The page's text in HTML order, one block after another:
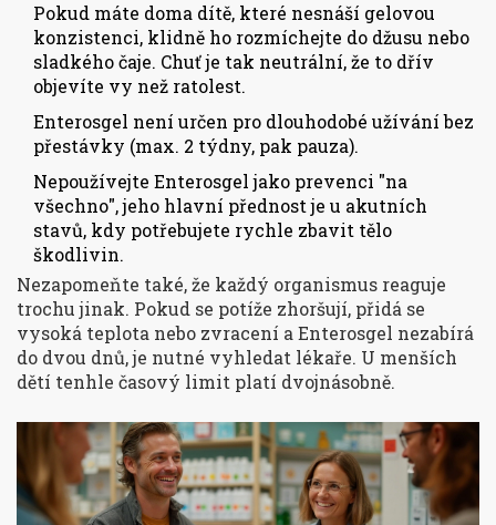
Pokud máte doma dítě, které nesnáší gelovou
konzistenci, klidně ho rozmíchejte do džusu nebo
sladkého čaje. Chuť je tak neutrální, že to dřív
objevíte vy než ratolest.
Enterosgel není určen pro dlouhodobé užívání bez
přestávky (max. 2 týdny, pak pauza).
Nepoužívejte Enterosgel jako prevenci "na
všechno", jeho hlavní přednost je u akutních
stavů, kdy potřebujete rychle zbavit tělo
škodlivin.
Nezapomeňte také, že každý organismus reaguje
trochu jinak. Pokud se potíže zhoršují, přidá se
vysoká teplota nebo zvracení a Enterosgel nezabírá
do dvou dnů, je nutné vyhledat lékaře. U menších
dětí tenhle časový limit platí dvojnásobně.